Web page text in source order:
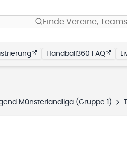
Finde Vereine,
Handball360 FAQ
Münsterlandliga (Gruppe 1)